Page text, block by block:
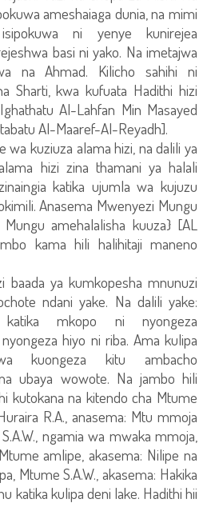
ameshaiaga dunia, na mimi
ni yenye kunirejea
basi ni yako. Na imetajwa
na Ahmad. Kilicho sahihi ni
Sharti, kwa kufuata Hadithi hizi
Al-Lahfan Min Masayed
Al-Maaref-Al-Reyadh].
wa kuziuza alama hizi, na dalili ya
hizi zina thamani ya halali
katika ujumla wa kujuzu
Anasema Mwenyezi Mungu
amehalalisha kuuza} [AL
kama hili halihitaji maneno
baada ya kumkopesha mnunuzi
ndani yake. Na dalili yake:
mkopo ni nyongeza
hiyo ni riba. Ama kulipa
kuongeza kitu ambacho
ubaya wowote. Na jambo hili
kutokana na kitendo cha Mtume
R.A., anasema: Mtu mmoja
ngamia wa mwaka mmoja,
amlipe, akasema: Nilipe na
Mtume S.A.W., akasema: Hakika
katika kulipa deni lake. Hadithi hii